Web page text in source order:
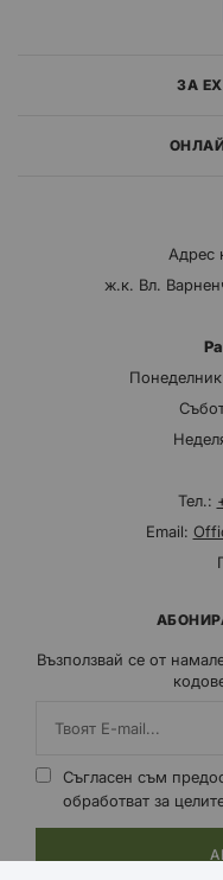
ЗА
Адрес
ж.к. Вл.
Тел.:
Email:
Възползвай се от
Съгласен съм
обработват за